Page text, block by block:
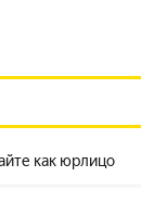
как юрлицо